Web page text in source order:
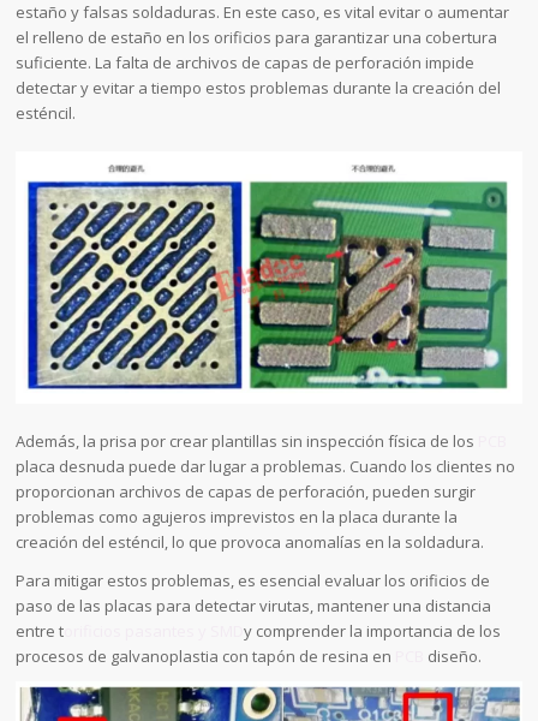
estaño y falsas soldaduras. En este caso, es vital evitar o aumentar
el relleno de estaño en los orificios para garantizar una cobertura
suficiente. La falta de archivos de capas de perforación impide
detectar y evitar a tiempo estos problemas durante la creación del
esténcil.
Además, la prisa por crear plantillas sin inspección física de los
placa desnuda puede dar lugar a problemas. Cuando los clientes no
proporcionan archivos de capas de perforación, pueden surgir
problemas como agujeros imprevistos en la placa durante la
creación del esténcil, lo que provoca anomalías en la soldadura.
Para mitigar estos problemas, es esencial evaluar los orificios de
paso de las placas para detectar virutas, mantener una distancia
entre t orificios pasantes y SMDy comprender la importancia de los
procesos de galvanoplastia con tapón de resina en
diseño.